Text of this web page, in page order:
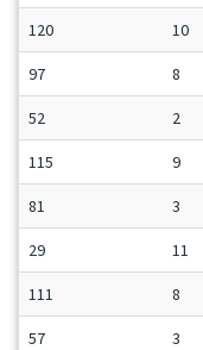
120 10
97 8
52 2
115 9
81 3
29 11
111 8
57 3